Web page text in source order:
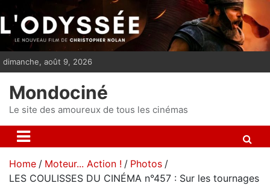
i
p
t
n
dimanche, août 9, 2026
Mondociné
Le site des amoureux de tous les cinémas
Home Moteur... Action !
Photos
LES COULISSES DU CINÉMA n°457 : Sur les tournages